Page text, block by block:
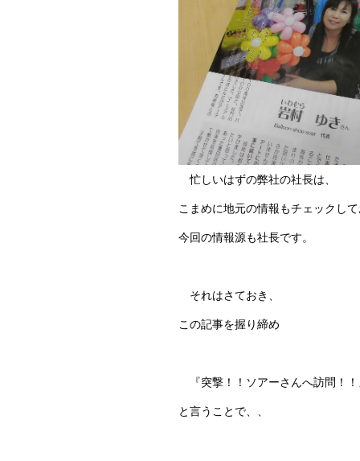
忙しいはずの弊社の社長は、
こまめに地元の情報もチェックし
今回の情報源も社長です。
それはさておき、
この記事を握り締め
『突撃！！ソアーさんへ訪問！
と言うことで、、